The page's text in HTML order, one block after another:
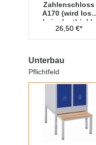
Zahlenschloss
A170 (wird lose
beigelegt) inkl.
Hauptschlüssel
26,50 €*
Unterbau
Pflichtfeld